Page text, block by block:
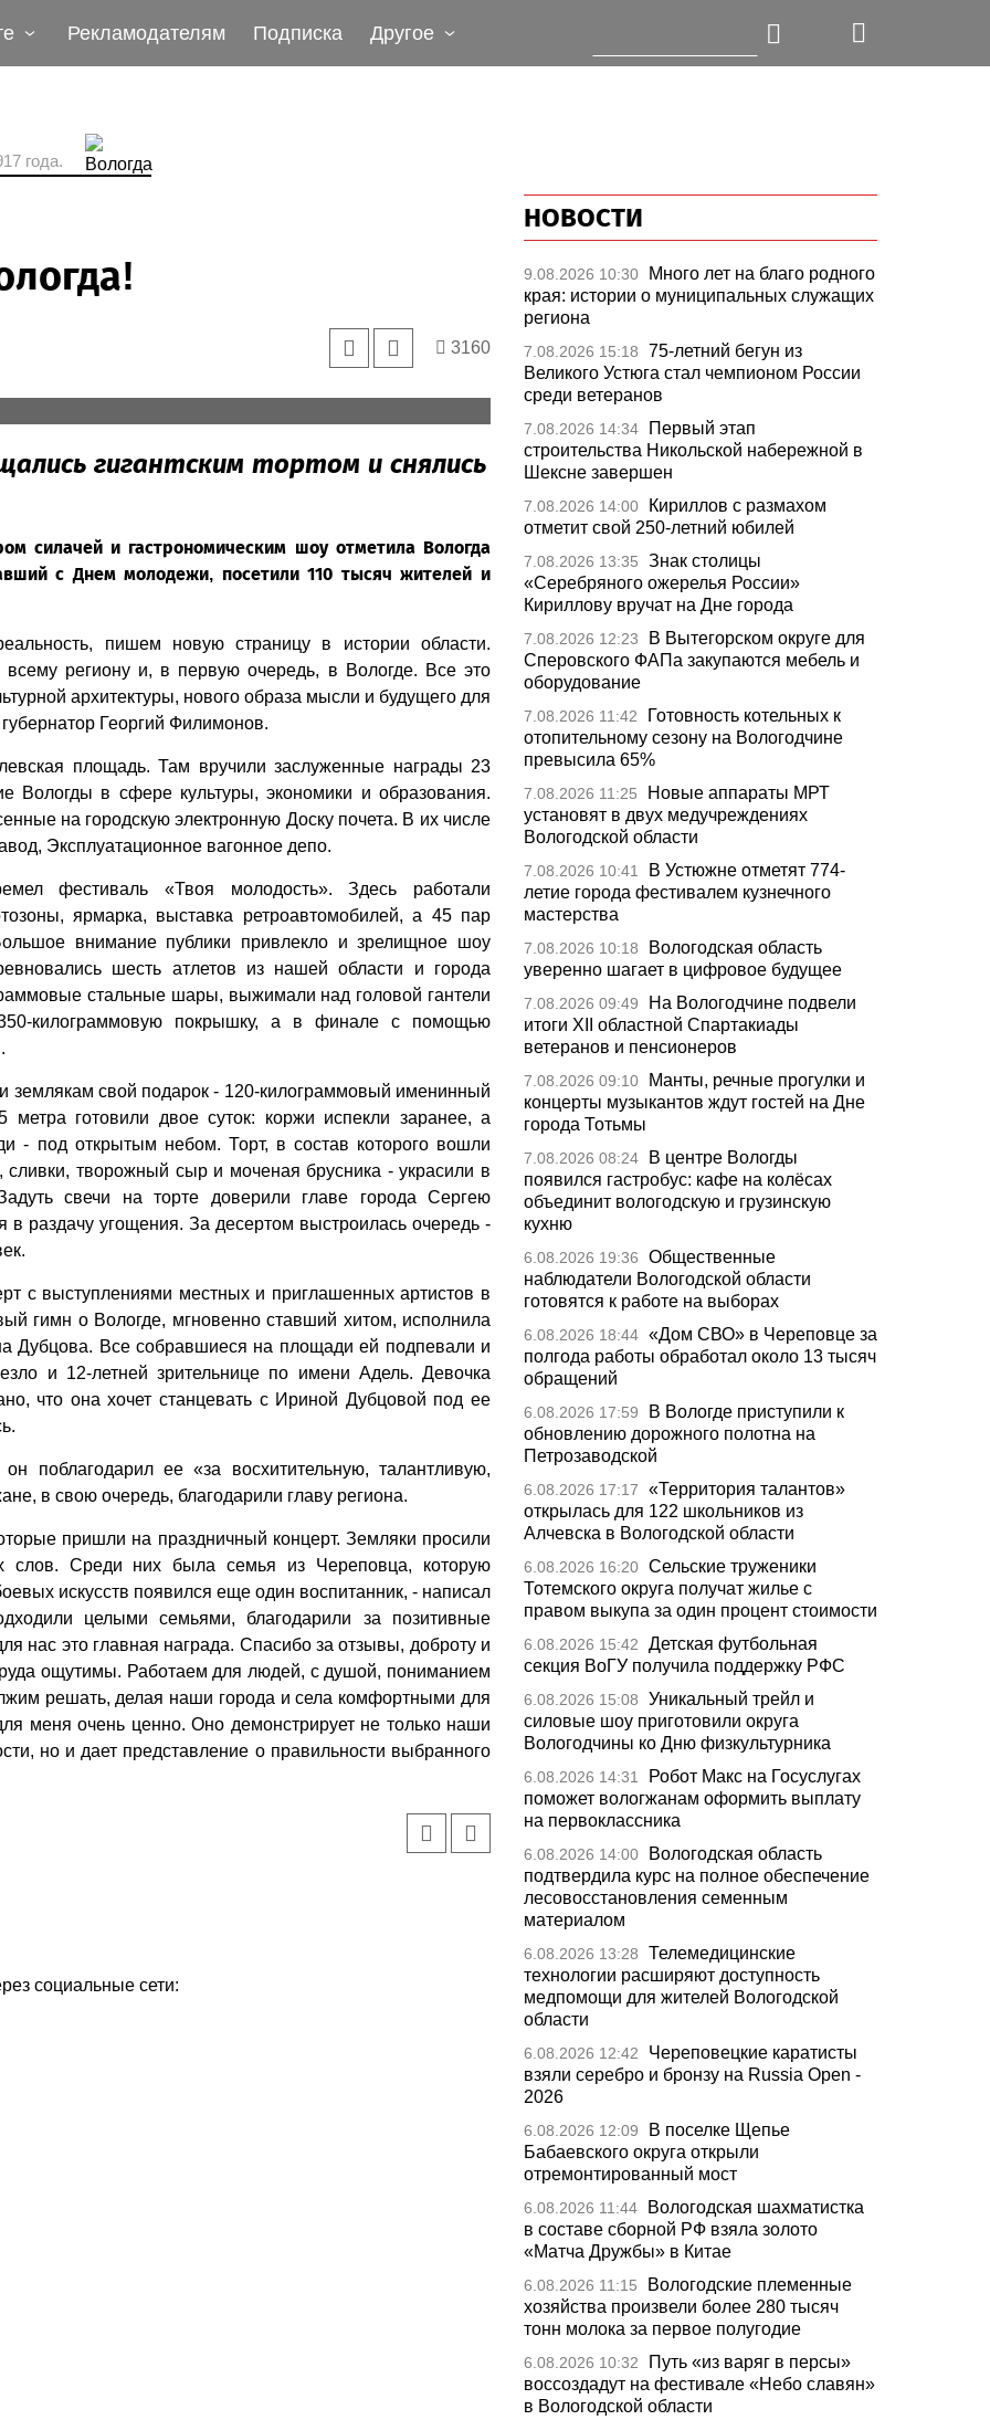
Рекламодателям Подписка Другое
года.
3160
гигантским тортом и снялись
силачей и гастрономическим шоу отметила Вологда
с Днем молодежи, посетили 110 тысяч жителей и
пишем новую страницу в истории области.
региону и, в первую очередь, в Вологде. Все это
архитектуры, нового образа мысли и будущего для
Георгий Филимонов.
площадь. Там вручили заслуженные награды 23
Вологды в сфере культуры, экономики и образования.
на городскую электронную Доску почета. В их числе
Эксплуатационное вагонное депо.
фестиваль «Твоя молодость». Здесь работали
ярмарка, выставка ретроавтомобилей, а 45 пар
внимание публики привлекло и зрелищное шоу
шесть атлетов из нашей области и города
стальные шары, выжимали над головой гантели
килограммовую покрышку, а в финале с помощью
землякам свой подарок - 120-килограммовый именинный
метра готовили двое суток: коржи испекли заранее, а
- под открытым небом. Торт, в состав которого вошли
сливки, творожный сыр и моченая брусника - украсили в
свечи на торте доверили главе города Сергею
в раздачу угощения. За десертом выстроилась очередь -
с выступлениями местных и приглашенных артистов в
гимн о Вологде, мгновенно ставший хитом, исполнила
Дубцова. Все собравшиеся на площади ей подпевали и
и 12-летней зрительнице по имени Адель. Девочка
что она хочет станцевать с Ириной Дубцовой под ее
поблагодарил ее «за восхитительную, талантливую,
в свою очередь, благодарили главу региона.
пришли на праздничный концерт. Земляки просили
слов. Среди них была семья из Череповца, которую
искусств появился еще один воспитанник, - написал
целыми семьями, благодарили за позитивные
нас это главная награда. Спасибо за отзывы, доброту и
ощутимы. Работаем для людей, с душой, пониманием
решать, делая наши города и села комфортными для
меня очень ценно. Оно демонстрирует не только наши
но и дает представление о правильности выбранного
социальные сети:
НОВОСТИ
9.08.2026 10:30
Много лет на благо родного
края: истории о муниципальных служащих
региона
7.08.2026 15:18
75-летний бегун из
Великого Устюга стал чемпионом России
среди ветеранов
7.08.2026 14:34
Первый этап
строительства Никольской набережной в
Шексне завершен
7.08.2026 14:00
Кириллов с размахом
отметит свой 250-летний юбилей
7.08.2026 13:35
Знак столицы
«Серебряного ожерелья России»
Кириллову вручат на Дне города
7.08.2026 12:23
В Вытегорском округе для
Сперовского ФАПа закупаются мебель и
оборудование
7.08.2026 11:42
Готовность котельных к
отопительному сезону на Вологодчине
превысила 65%
7.08.2026 11:25
Новые аппараты МРТ
установят в двух медучреждениях
Вологодской области
7.08.2026 10:41
В Устюжне отметят 774-
летие города фестивалем кузнечного
мастерства
7.08.2026 10:18
Вологодская область
уверенно шагает в цифровое будущее
7.08.2026 09:49
На Вологодчине подвели
итоги XII областной Спартакиады
ветеранов и пенсионеров
7.08.2026 09:10
Манты, речные прогулки и
концерты музыкантов ждут гостей на Дне
города Тотьмы
7.08.2026 08:24
В центре Вологды
появился гастробус: кафе на колёсах
объединит вологодскую и грузинскую
кухню
6.08.2026 19:36
Общественные
наблюдатели Вологодской области
готовятся к работе на выборах
6.08.2026 18:44 «Дом СВО» в Череповце за
полгода работы обработал около 13 тысяч
обращений
6.08.2026 17:59
В Вологде приступили к
обновлению дорожного полотна на
Петрозаводской
6.08.2026 17:17
«Территория талантов»
открылась для 122 школьников из
Алчевска в Вологодской области
6.08.2026 16:20 Сельские труженики
Тотемского округа получат жилье с
правом выкупа за один процент стоимости
6.08.2026 15:42
Детская футбольная
секция ВоГУ получила поддержку РФС
6.08.2026 15:08
Уникальный трейл и
силовые шоу приготовили округа
Вологодчины ко Дню физкультурника
6.08.2026 14:31
Робот Макс на Госуслугах
поможет вологжанам оформить выплату
на первоклассника
6.08.2026 14:00
Вологодская область
подтвердила курс на полное обеспечение
лесовосстановления семенным
материалом
6.08.2026 13:28
Телемедицинские
технологии расширяют доступность
медпомощи для жителей Вологодской
области
6.08.2026 12:42
Череповецкие каратисты
взяли серебро и бронзу на Russia Open -
2026
6.08.2026 12:09
В поселке Щепье
Бабаевского округа открыли
отремонтированный мост
6.08.2026 11:44
Вологодская шахматистка
в составе сборной РФ взяла золото
«Матча Дружбы» в Китае
6.08.2026 11:15
Вологодские племенные
хозяйства произвели более 280 тысяч
тонн молока за первое полугодие
6.08.2026 10:32
Путь «из варяг в персы»
воссоздадут на фестивале «Небо славян»
в Вологодской области